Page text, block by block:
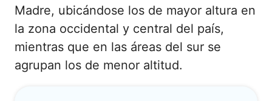
Madre, ubicándose los de mayor altura en
la zona occidental y central del país,
mientras que en las áreas del sur se
agrupan los de menor altitud.